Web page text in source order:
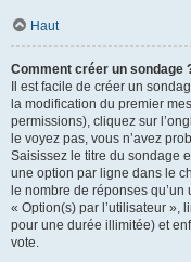
Haut
Comment créer un sondage
Il est facile de créer un
la modification du premier
permissions), cliquez sur
le voyez pas, vous n’avez
Saisissez le titre du sondage
une option par ligne dans le
le nombre de réponses
« Option(s) par l’utilisateur »,
pour une durée illimitée) et
vote.